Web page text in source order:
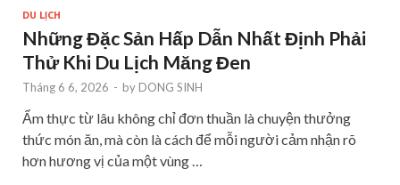
DU LỊCH
Những Đặc Sản Hấp Dẫn Nhất Định Phải
Thử Khi Du Lịch Măng Đen
Tháng 6 6, 2026 - by DONG SINH
Ẩm thực từ lâu không chỉ đơn thuần là chuyện thưởng
thức món ăn, mà còn là cách để mỗi người cảm nhận rõ
hơn hương vị của một vùng …